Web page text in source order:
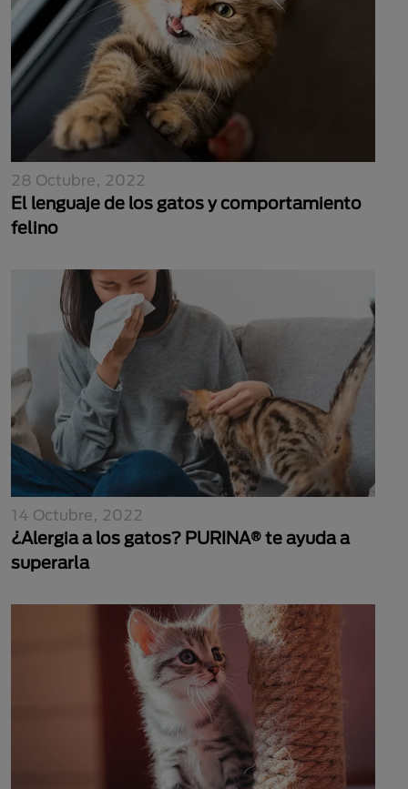
28 Octubre, 2022
El lenguaje de los gatos y comportamiento
felino
14 Octubre, 2022
¿Alergia a los gatos? PURINA® te ayuda a
superarla